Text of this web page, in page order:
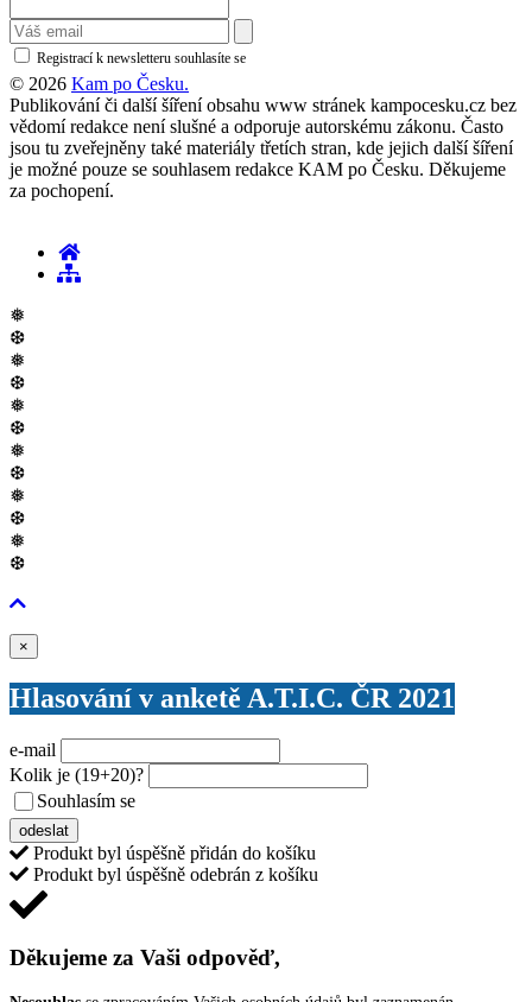
Registrací k newsletteru souhlasíte se
© 2026 Kam po Česku.
Publikování či další šíření obsahu www stránek kampocesku.cz bez
vědomí redakce není slušné a odporuje autorskému zákonu. Často
jsou tu zveřejněny také materiály třetích stran, kde jejich další šíření
je možné pouze se souhlasem redakce KAM po Česku. Děkujeme
za pochopení.
❅
❆
❅
❆
❅
❆
❅
❆
❅
❆
❅
❆
×
Hlasování v anketě A.T.I.C. ČR 2021
e-mail
Kolik je (19+20)?
Souhlasím se
odeslat
Produkt byl úspěšně přidán do košíku
Produkt byl úspěšně odebrán z košíku
Děkujeme za Vaši odpověď,